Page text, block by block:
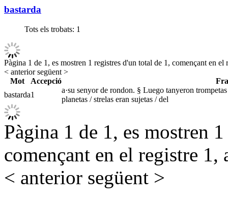
bastarda
Tots els trobats: 1
Pàgina 1 de 1, es mostren 1 registres d'un total de 1, començant en el
< anteriorsegüent >
Mot
Accepció
bastarda1
a·su senyor de rondon. § Luego tanyeron
planetas / strelas eran sujetas / del
Pàgina 1 de 1, es mostren
començant en el registre 1,
< anterior següent >